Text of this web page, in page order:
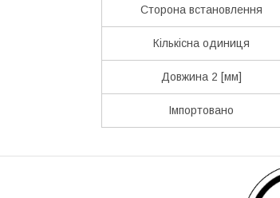
Сторона встановлення
Кількісна одиниця
Довжина 2 [мм]
Імпортовано